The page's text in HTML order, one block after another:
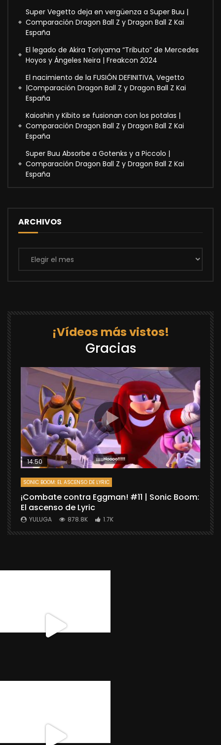
Super Vegetto deja en vergüenza a Super Buu |
Comparación Dragon Ball Z y Dragon Ball Z Kai
España
El legado de Akira Toriyama “Tributo” de Mercedes
Hoyos y Ángeles Neira | Freakcon 2024
El nacimiento de la FUSIÓN DEFINITIVA, Vegetto
|Comparación Dragon Ball Z y Dragon Ball Z Kai
España
Kaioshin y Kibito se fusionan con los potalas |
Comparación Dragon Ball Z y Dragon Ball Z Kai
España
Super Buu Absorbe a Gotenks y a Piccolo |
Comparación Dragon Ball Z y Dragon Ball Z Kai
España
ARCHIVOS
Archivos
¡Vídeos más vistos!
Gracias
14:50
SONIC BOOM: EL ASCENSO DE LYRIC
¡Combate contra Eggman! #11 | Sonic Boom:
El ascenso de Lyric
YULUGA 878.8K 1.7K